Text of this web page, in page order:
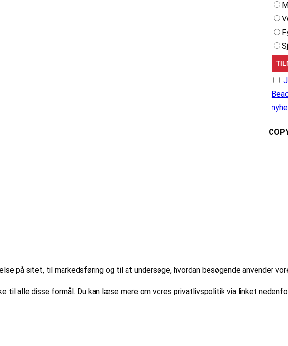
på sitet, til markedsføring og til at undersøge, hvordan besøgende anvender
til alle disse formål. Du kan læse mere om vores privatlivspolitik via linket